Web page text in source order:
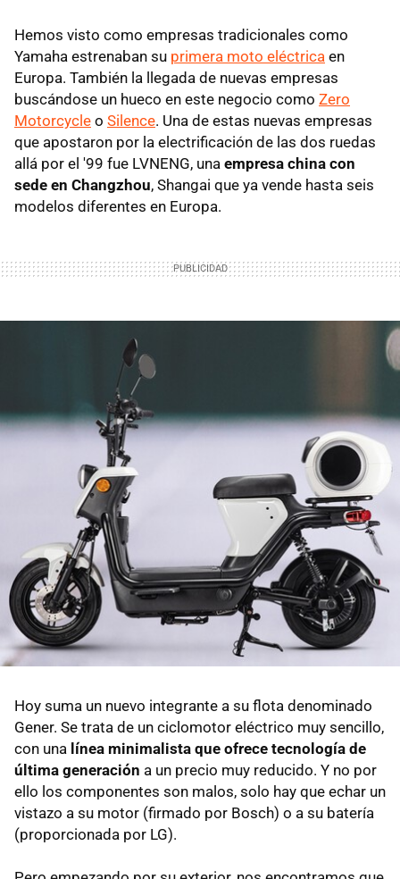
Hemos visto como empresas tradicionales como
Yamaha estrenaban su primera moto eléctrica en
Europa. También la llegada de nuevas empresas
buscándose un hueco en este negocio como Zero
Motorcycle o Silence. Una de estas nuevas empresas
que apostaron por la electrificación de las dos ruedas
allá por el '99 fue LVNENG, una empresa china con
sede en Changzhou, Shangai que ya vende hasta seis
modelos diferentes en Europa.
Hoy suma un nuevo integrante a su flota denominado
Gener. Se trata de un ciclomotor eléctrico muy sencillo,
con una línea minimalista que ofrece tecnología de
última generación a un precio muy reducido. Y no por
ello los componentes son malos, solo hay que echar un
vistazo a su motor (firmado por Bosch) o a su batería
(proporcionada por LG).